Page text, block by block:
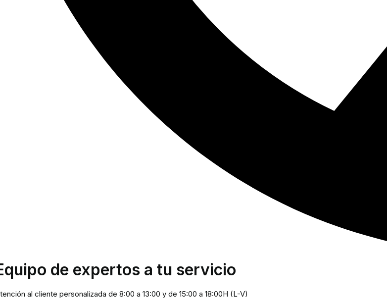
de expertos a tu servicio
al cliente personalizada de 8:00 a 13:00 y de 15:00 a 18:00H (L-V)